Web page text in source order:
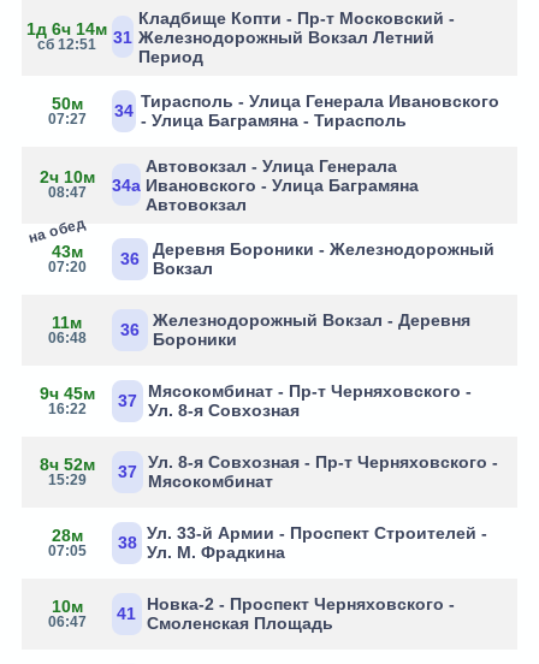
1д 6ч 14м
сб 12:51 31
Кладбище Копти - Пр-т Московский -
Железнодорожный Вокзал Летний
Период
50м
07:27 34 Тирасполь - Улица Генерала Ивановского
- Улица Баграмяна - Тирасполь
2ч 10м
08:47 34а
Автовокзал - Улица Генерала
Ивановского - Улица Баграмяна
Автовокзал
43м
07:20
на обед
36
Деревня Бороники - Железнодорожный
Вокзал
11м
06:48 36
Железнодорожный Вокзал - Деревня
Бороники
9ч 45м
16:22 37
Мясокомбинат - Пр-т Черняховского -
Ул. 8-я Совхозная
8ч 52м
15:29 37 Ул. 8-я Совхозная - Пр-т Черняховского -
Мясокомбинат
28м
07:05 38 Ул. 33-й Армии - Проспект Строителей -
Ул. М. Фрадкина
10м
06:47 41
Новка-2 - Проспект Черняховского -
Смоленская Площадь